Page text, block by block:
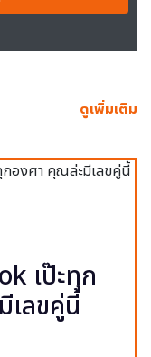
ดูเพิ่มเติม
เป๊ะทุก
ลขคู่นี้